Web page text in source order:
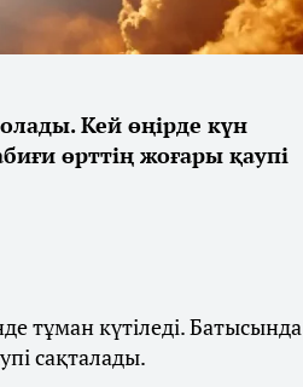
Кей өңірде күн
өрттің жоғары қаупі
тұман күтіледі. Батысында
сақталады.